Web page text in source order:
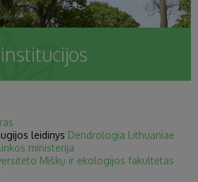
leidinys Dendrologia Lithuaniae
ministerija
Miškų ir ekologijos fakultetas